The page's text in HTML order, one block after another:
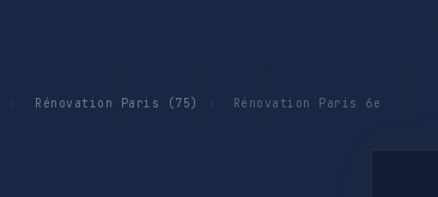
Rénovation Paris (75) Rénovation Paris 6e